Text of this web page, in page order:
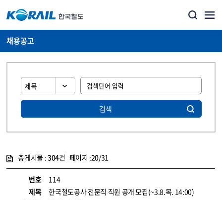
채용공고
검색
총게시물 :304건 페이지 :20/31
번호
114
제목
한국철도공사 전문직 직원 공개 모집(~3.8.목. 14:00)